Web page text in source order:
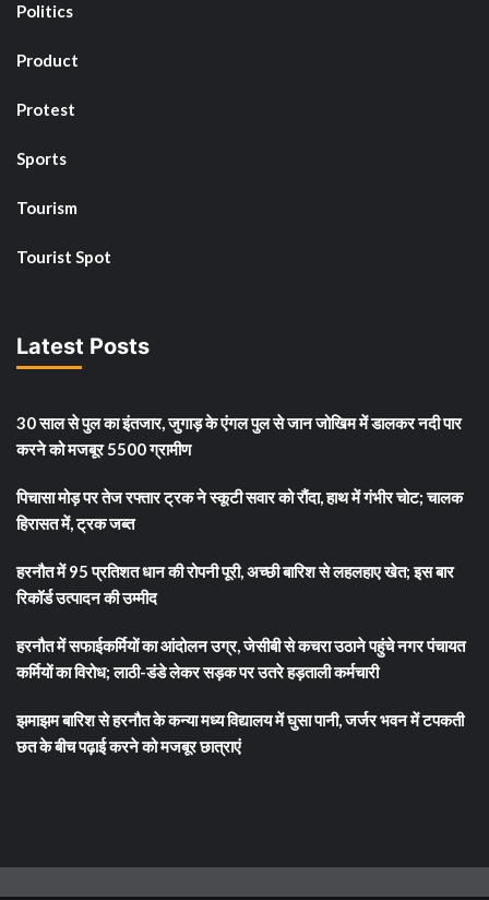
Politics
Product
Protest
Sports
Tourism
Tourist Spot
Latest Posts
30 साल से पुल का इंतजार, जुगाड़ के एंगल पुल से जान जोखिम में डालकर नदी पार
करने को मजबूर 5500 ग्रामीण
पिचासा मोड़ पर तेज रफ्तार ट्रक ने स्कूटी सवार को रौंदा, हाथ में गंभीर चोट; चालक
हिरासत में, ट्रक जब्त
हरनौत में 95 प्रतिशत धान की रोपनी पूरी, अच्छी बारिश से लहलहाए खेत; इस बार
रिकॉर्ड उत्पादन की उम्मीद
हरनौत में सफाईकर्मियों का आंदोलन उग्र, जेसीबी से कचरा उठाने पहुंचे नगर पंचायत
कर्मियों का विरोध; लाठी-डंडे लेकर सड़क पर उतरे हड़ताली कर्मचारी
झमाझम बारिश से हरनौत के कन्या मध्य विद्यालय में घुसा पानी, जर्जर भवन में टपकती
छत के बीच पढ़ाई करने को मजबूर छात्राएं